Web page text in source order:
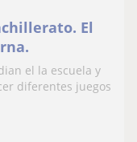
El
el la escuela y
diferentes juegos